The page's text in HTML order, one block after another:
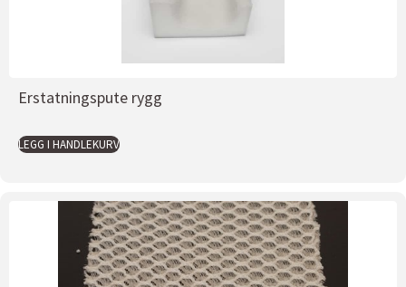
Erstatningspute rygg
LEGG I HANDLEKURV